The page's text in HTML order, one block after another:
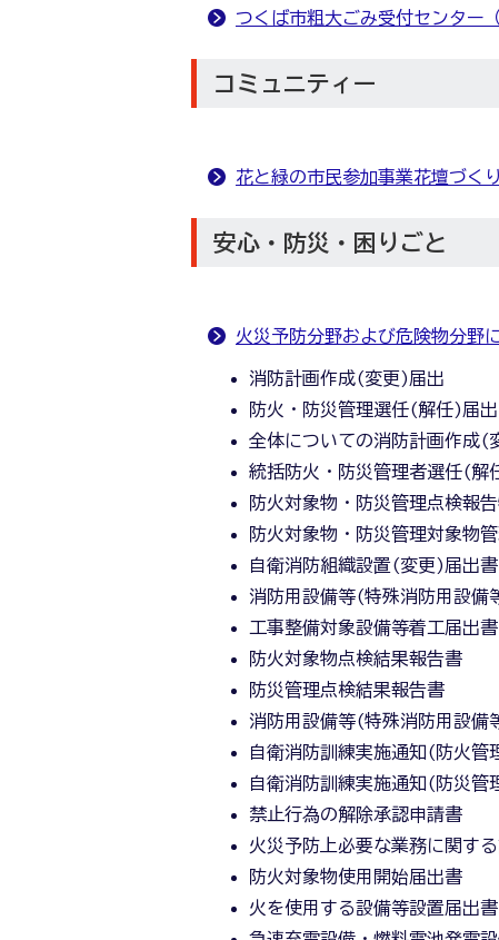
つくば市粗大ごみ受付センター
コミュニティー
花と緑の市民参加事業花壇づく
安心・防災・困りごと
火災予防分野および危険物分野
消防計画作成(変更)届出
防火・防災管理選任(解任)届出
全体についての消防計画作成(
統括防火・防災管理者選任(解
防火対象物・防災管理点検報
防火対象物・防災管理対象物
自衛消防組織設置(変更)届出書
消防用設備等(特殊消防用設備
工事整備対象設備等着工届出書
防火対象物点検結果報告書
防災管理点検結果報告書
消防用設備等(特殊消防用設備
自衛消防訓練実施通知(防火管
自衛消防訓練実施通知(防災管
禁止行為の解除承認申請書
火災予防上必要な業務に関す
防火対象物使用開始届出書
火を使用する設備等設置届出書